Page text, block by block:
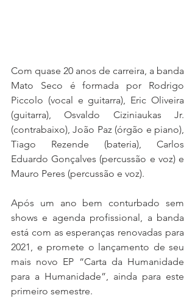
Com quase 20 anos de carreira, a banda
Mato Seco é formada por Rodrigo
Piccolo (vocal e guitarra), Eric Oliveira
(guitarra), Osvaldo Ciziniaukas Jr.
(contrabaixo), João Paz (órgão e piano),
Tiago Rezende (bateria), Carlos
Eduardo Gonçalves (percussão e voz) e
Mauro Peres (percussão e voz).
Após um ano bem conturbado sem
shows e agenda profissional, a banda
está com as esperanças renovadas para
2021, e promete o lançamento de seu
mais novo EP “Carta da Humanidade
para a Humanidade”, ainda para este
primeiro semestre.